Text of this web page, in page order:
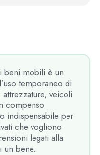
beni mobili è un
temporaneo di
veicoli
compenso
indispensabile per
che vogliono
legati alla
un bene.